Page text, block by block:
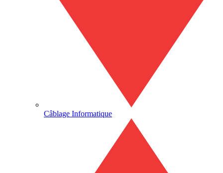
Câblage Informatique